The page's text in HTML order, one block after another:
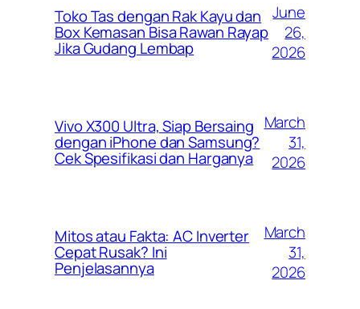
Toko Tas dengan Rak Kayu dan
Box Kemasan Bisa Rawan Rayap
Jika Gudang Lembap
June
26,
2026
Vivo X300 Ultra, Siap Bersaing
dengan iPhone dan Samsung?
Cek Spesifikasi dan Harganya
March
31,
2026
Mitos atau Fakta: AC Inverter
Cepat Rusak? Ini
Penjelasannya
March
31,
2026